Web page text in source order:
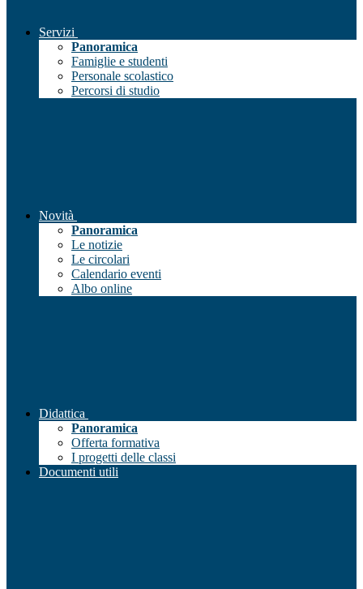
Servizi
Panoramica
Famiglie e studenti
Personale scolastico
Percorsi di studio
Novità
Panoramica
Le notizie
Le circolari
Calendario eventi
Albo online
Didattica
Panoramica
Offerta formativa
I progetti delle classi
Documenti utili